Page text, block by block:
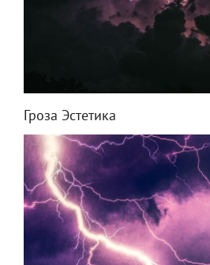
Гроза Эстетика